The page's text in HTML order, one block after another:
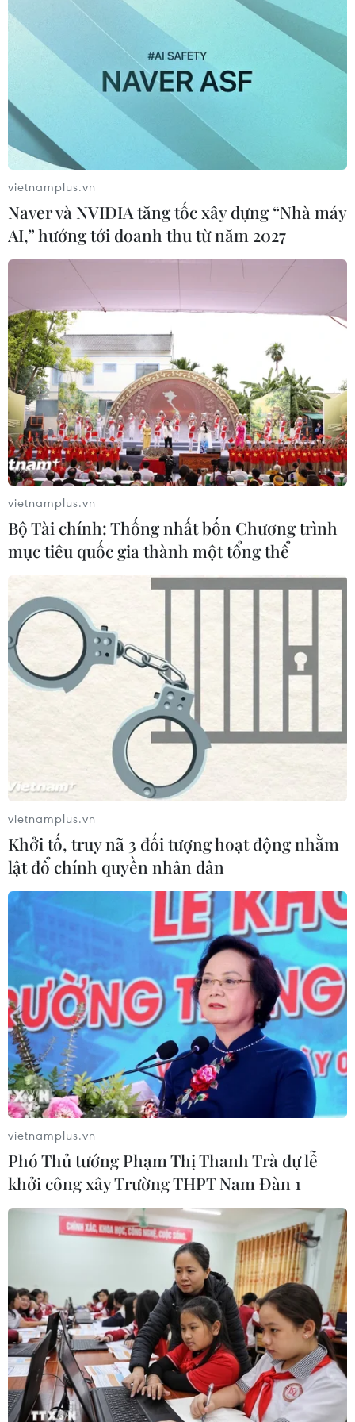
TIN CÙNG CHUYÊN MỤC
vietnamplus.vn
Naver và NVIDIA tăng tốc xây dựng “Nhà máy
AI,” hướng tới doanh thu từ năm 2027
vietnamplus.vn
Bộ Tài chính: Thống nhất bốn Chương trình
mục tiêu quốc gia thành một tổng thể
vietnamplus.vn
Khởi tố, truy nã 3 đối tượng hoạt động nhằm
lật đổ chính quyền nhân dân
vietnamplus.vn
Phó Thủ tướng Phạm Thị Thanh Trà dự lễ
khởi công xây Trường THPT Nam Đàn 1